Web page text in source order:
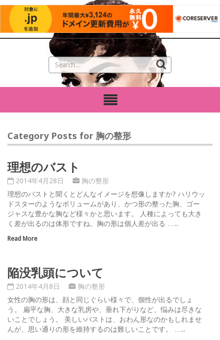
Category Posts for 胸の整形
理想のバスト
2014年4月28日
胸の整形
理想のバストと聞くとどんなイメージを想像しますか? ハリウッ
ドスターのようなボリュームがあり、かつ形の整った胸、ゴー
ジャスな豊かな胸など様々かと思います。 人種によっても大き
く差が出るのは体形ですね。胸の形は個人差が出る …..
Read More
陥没乳頭について
2014年4月8日
胸の整形
女性の胸の形は、顔と同じぐらい様々で、個性が出るでしょ
う。 扁平な胸、大きな乳房や、垂れ下がりなど、悩みは尽きな
いことでしょう。 美しいバストは、おわん形なのかもしれませ
んが、思い通りの形を維持するのは難しいことです。 …..